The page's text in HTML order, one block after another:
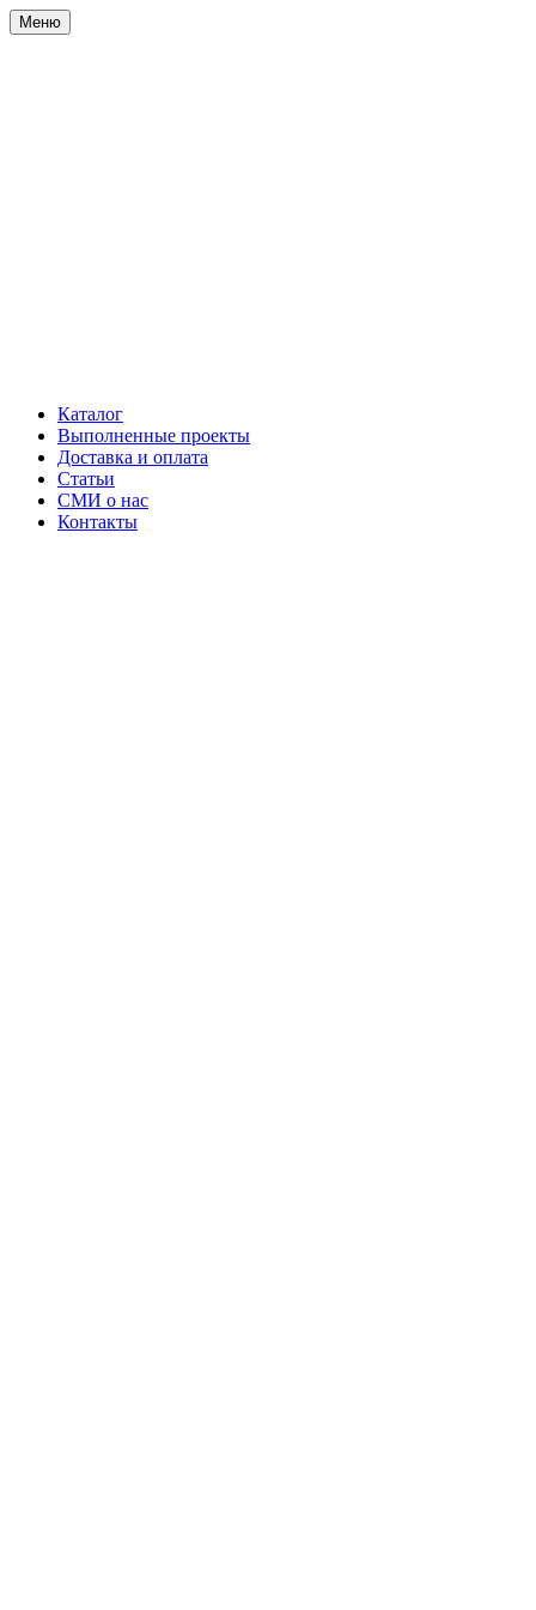
Меню
Каталог
Выполненные проекты
Доставка и оплата
Статьи
СМИ о нас
Контакты